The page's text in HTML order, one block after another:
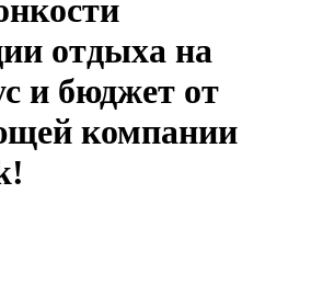
отдыха на
и бюджет от
компании